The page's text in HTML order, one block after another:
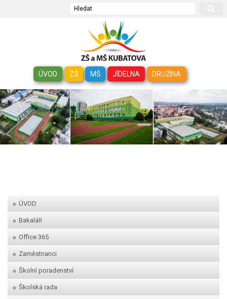
Hledat
ÚVOD ZŠ MŠ JÍDELNA DRUŽINA
ÚVOD
Bakaláři
Office 365
Zaměstnanci
Školní poradenství
Školská rada